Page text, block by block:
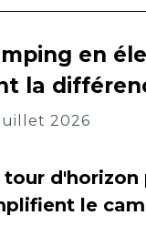
en
la
2026
tour d'horizon
le